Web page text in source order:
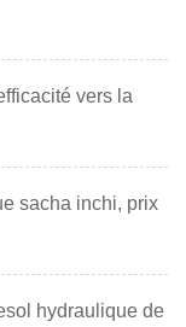
vers la
sacha inchi, prix
hydraulique de